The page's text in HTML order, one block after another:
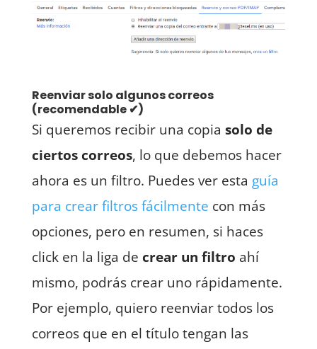
Reenviar solo algunos correos
(recomendable ✔)
Si queremos recibir una copia solo de
ciertos correos, lo que debemos hacer
ahora es un filtro. Puedes ver esta guía
para crear filtros fácilmente con más
opciones, pero en resumen, si haces
click en la liga de crear un filtro ahí
mismo, podrás crear uno rápidamente.
Por ejemplo, quiero reenviar todos los
correos que en el título tengan las